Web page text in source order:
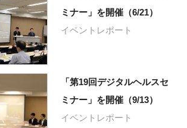
ミナー」を開催（6/21）
イベントレポート
「第19回デジタルヘルスセ
ミナー」を開催（9/13）
イベントレポート